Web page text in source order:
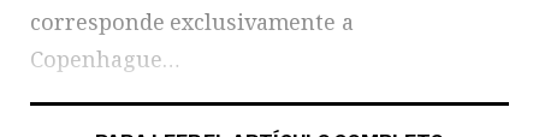
corresponde exclusivamente a
Copenhague…